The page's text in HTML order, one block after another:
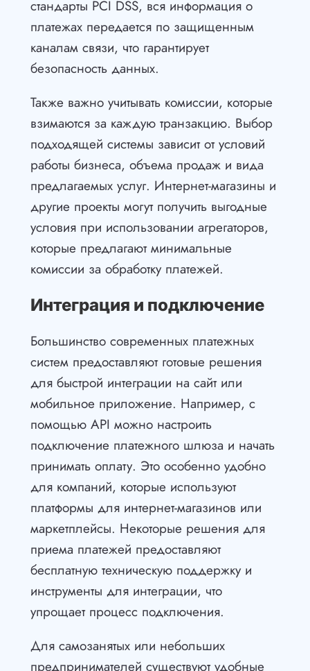
стандарты PCI DSS, вся информация о
платежах передается по защищенным
каналам связи, что гарантирует
безопасность данных.
Также важно учитывать комиссии, которые
взимаются за каждую транзакцию. Выбор
подходящей системы зависит от условий
работы бизнеса, объема продаж и вида
предлагаемых услуг. Интернет-магазины и
другие проекты могут получить выгодные
условия при использовании агрегаторов,
которые предлагают минимальные
комиссии за обработку платежей.
Интеграция и подключение
Большинство современных платежных
систем предоставляют готовые решения
для быстрой интеграции на сайт или
мобильное приложение. Например, с
помощью API можно настроить
подключение платежного шлюза и начать
принимать оплату. Это особенно удобно
для компаний, которые используют
платформы для интернет-магазинов или
маркетплейсы. Некоторые решения для
приема платежей предоставляют
бесплатную техническую поддержку и
инструменты для интеграции, что
упрощает процесс подключения.
Для самозанятых или небольших
предпринимателей существуют удобные